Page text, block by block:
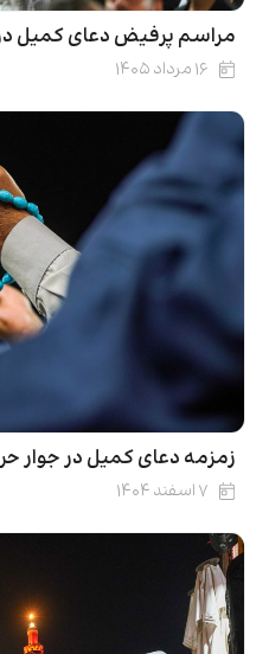
مراسم پرفیض دعای کمیل
۱۶ مرداد ۱۴۰۵
زمزمه دعای کمیل در جوار
۷ اسفند ۱۴۰۴